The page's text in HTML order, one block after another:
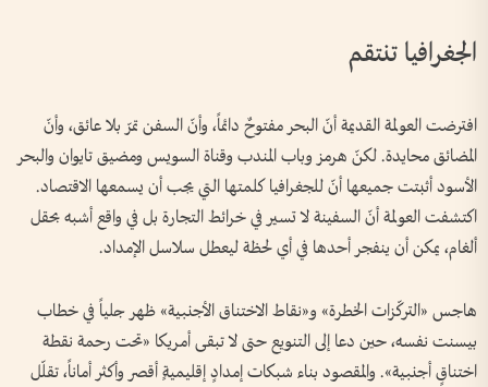
الجغرافيا تنتقم
افترضت العولمة القديمة أنّ البحر مفتوحٌ دائماً، وأنّ السفن تمرّ بلا عائق، وأنّ
المضائق محايدة. لكنّ هرمز وباب المندب وقناة السويس ومضيق تايوان والبحر
الأسود أثبتت جميعها أنّ للجغرافيا كلمتها التي يجب أن يسمعها الاقتصاد.
اكتشفت العولمة أنّ السفينة لا تسير في خرائط التجارة بل في واقع أشبه بحقل
ألغام، يمكن أن ينفجر أحدها في أي لحظة ليعطل سلاسل الإمداد.
هاجس «التركّزات الخطرة» و«نقاط الاختناق الأجنبية» ظهر جلياً في خطاب
بيسنت نفسه، حين دعا إلى التنويع حتى لا تبقى أمريكا «تحت رحمة نقطة
اختناقٍ أجنبية». والمقصود بناء شبكات إمدادٍ إقليميةٍ أقصر وأكثر أماناً، تقلّل